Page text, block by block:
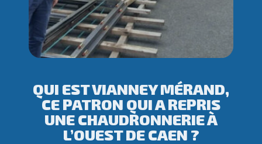
QUI EST VIANNEY MÉRAND,
CE PATRON QUI A REPRIS
UNE CHAUDRONNERIE À
L’OUEST DE CAEN ?